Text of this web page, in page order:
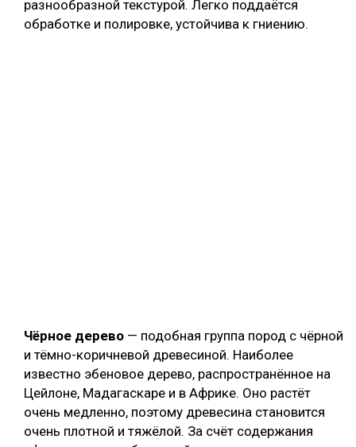
разнообразной текстурой. Легко поддаётся
обработке и полировке, устойчива к гниению.
Чёрное дерево — подобная группа пород с чёрной
и тёмно-коричневой древесиной. Наиболее
известно эбеновое дерево, распространённое на
Цейлоне, Мадагаскаре и в Африке. Оно растёт
очень медленно, поэтому древесина становится
очень плотной и тяжёлой. За счёт содержания